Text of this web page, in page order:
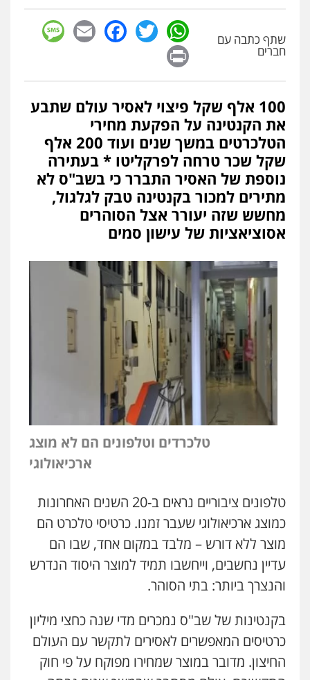
שתף כתבה עם
חברים
WhatsApp
Twitter
Facebook
Email
100 אלף שקל פיצוי לאסיר עולם שתבע
את הקנטינה על הפקעת מחירי
הטלכרטים במשך שנים ועוד 200 אלף
שקל שכר טרחה לפרקליטו * בעתירה
נוספת של האסיר התברר כי בשב"ס לא
מתירים למכור בקנטינה טבק לגלגול,
מחשש שזה יעורר אצל הסוהרים
אסוציאציות של עישון סמים
טלכרדים וטלפונים הם לא מוצג
ארכיאולוגי
טלפונים ציבוריים נראים ב-20 השנים האחרונות
כמוצג ארכיאולוגי שעבר זמנו. כרטיסי טלכרט הם
מוצר ללא דורש – מלבד במקום אחד, שבו הם
עדיין נחשבים, וייחשבו תמיד למוצר היסוד הנדרש
והנצרך ביותר: בתי הסוהר.
בקנטינות של שב"ס נמכרים מדי שנה כחצי מיליון
כרטיסים המאפשרים לאסירים לתקשר עם העולם
החיצון. מדובר במוצר שמחירו מפוקח על פי חוק